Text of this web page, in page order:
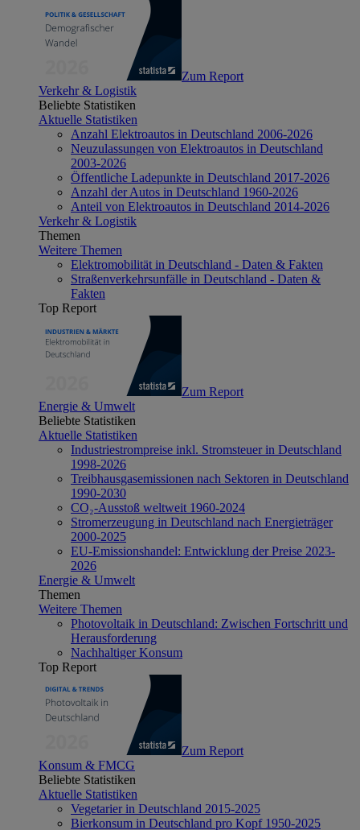
Zum Report
Verkehr & Logistik
Beliebte Statistiken
Aktuelle Statistiken
Anzahl Elektroautos in Deutschland 2006-2026
Neuzulassungen von Elektroautos in Deutschland
2003-2026
Öffentliche Ladepunkte in Deutschland 2017-2026
Anzahl der Autos in Deutschland 1960-2026
Anteil von Elektroautos in Deutschland 2014-2026
Verkehr & Logistik
Themen
Weitere Themen
Elektromobilität in Deutschland - Daten & Fakten
Straßenverkehrsunfälle in Deutschland - Daten &
Fakten
Top Report
Zum Report
Energie & Umwelt
Beliebte Statistiken
Aktuelle Statistiken
Industriestrompreise inkl. Stromsteuer in Deutschland
1998-2026
Treibhausgasemissionen nach Sektoren in Deutschland
1990-2030
CO₂-Ausstoß weltweit 1960-2024
Stromerzeugung in Deutschland nach Energieträger
2000-2025
EU-Emissionshandel: Entwicklung der Preise 2023-
2026
Energie & Umwelt
Themen
Weitere Themen
Photovoltaik in Deutschland: Zwischen Fortschritt und
Herausforderung
Nachhaltiger Konsum
Top Report
Zum Report
Konsum & FMCG
Beliebte Statistiken
Aktuelle Statistiken
Vegetarier in Deutschland 2015-2025
Bierkonsum in Deutschland pro Kopf 1950-2025